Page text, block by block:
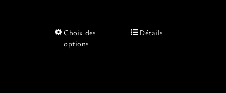
Choix des
options
Ce
variations.
Détails